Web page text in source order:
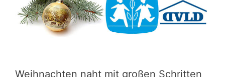
Weihnachten naht mit großen Schritten